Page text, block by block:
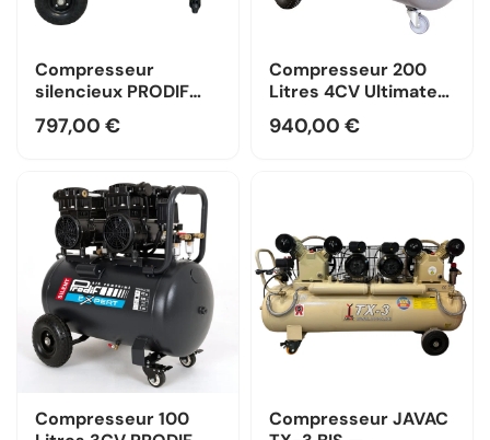
Compresseur
silencieux PRODIF
180 litres 4 CV 8 bar -
PROSIL4180
797,00 €
Compresseur 200
Litres 4CV Ultimate
PRODIF —
Monophasé / Prodif
940,00 €
Compresseur 100
Compresseur JAVAC